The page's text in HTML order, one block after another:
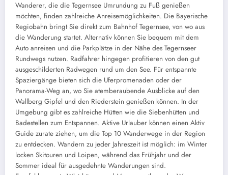
Wanderer, die die Tegernsee Umrundung zu Fuß genießen
möchten, finden zahlreiche Anreisemöglichkeiten. Die Bayerische
Regiobahn bringt Sie direkt zum Bahnhof Tegernsee, von wo aus
die Wanderung startet. Alternativ können Sie bequem mit dem
Auto anreisen und die Parkplätze in der Nähe des Tegernseer
Rundwegs nutzen. Radfahrer hingegen profitieren von den gut
ausgeschilderten Radwegen rund um den See. Für entspannte
Spaziergänge bieten sich die Uferpromenaden oder der
Panorama-Weg an, wo Sie atemberaubende Ausblicke auf den
Wallberg Gipfel und den Riederstein genießen können. In der
Umgebung gibt es zahlreiche Hütten wie die Siebenhütten und
Badestellen zum Entspannen. Aktive Urlauber können einen Aktiv
Guide zurate ziehen, um die Top 10 Wanderwege in der Region
zu entdecken. Wandern zu jeder Jahreszeit ist möglich: im Winter
locken Skitouren und Loipen, während das Frühjahr und der
Sommer ideal für ausgedehnte Wanderungen sind.